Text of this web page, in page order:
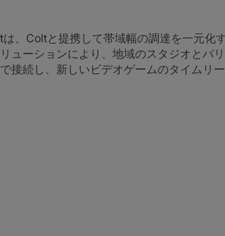
、Coltと提携して帯域幅の調達を一元化
ューションにより、地域のスタジオとパ
接続し、新しいビデオゲームのタイムリ